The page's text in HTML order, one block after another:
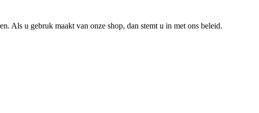
Als u gebruk maakt van onze shop, dan stemt u in met ons beleid.